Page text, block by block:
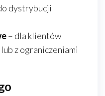
dystrybucji
– dla klientów
z ograniczeniami